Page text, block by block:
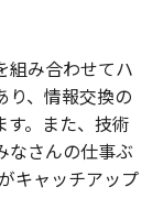
組み合わせてハ
り、情報交換の
。また、技術
なさんの仕事ぶ
キャッチアップ